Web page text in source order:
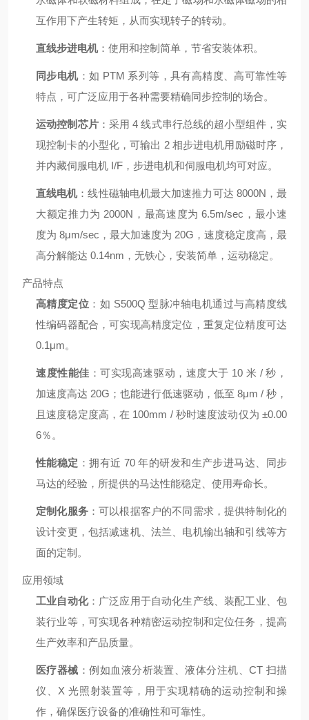
互作用下产生转矩，从而实现转子的转动。
直线步进电机：使用和控制简单，节省安装体积。
同步电机：如 PTM 系列等，具有高精度、高可靠性等
特点，可广泛应用于各种需要精确同步控制的场合。
运动控制芯片：采用 4 线式串行总线的超小型组件，实
现控制卡的小型化，可输出 2 相步进电机用励磁时序，
并内藏伺服电机 I/F，步进电机和伺服电机均可对应。
直线电机：线性磁轴电机最大加速推力可达 8000N，最
大额定推力为 2000N，最高速度为 6.5m/sec，最小速
度为 8μm/sec，最大加速度为 20G，速度稳定度高，最
高分解能达 0.14nm，无铁心，安装简单，运动稳定。
产品特点
高精度定位 ：如 S500Q 型脉冲轴电机通过与高精度线
性编码器配合，可实现高精度定位，重复定位精度可达
0.1μm。
速度性能佳 ：可实现高速驱动，速度大于 10 米 / 秒，
加速度高达 20G；也能进行低速驱动，低至 8μm / 秒，
且速度稳定度高，在 100mm / 秒时速度波动仅为 ±0.00
6％。
性能稳定 ：拥有近 70 年的研发和生产步进马达、同步
马达的经验，所提供的马达性能稳定、使用寿命长。
定制化服务：可以根据客户的不同需求，提供特制化的
设计变更，包括减速机、法兰、电机输出轴和引线等方
面的定制。
应用领域
工业自动化：广泛应用于自动化生产线、装配工业、包
装行业等，可实现各种精密运动控制和定位任务，提高
生产效率和产品质量。
医疗器械 ：例如血液分析装置、液体分注机、CT 扫描
仪、X 光照射装置等，用于实现精确的运动控制和操
作，确保医疗设备的准确性和可靠性。